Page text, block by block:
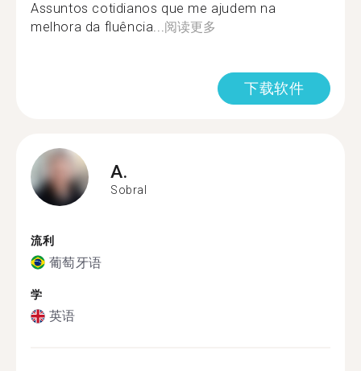
Assuntos cotidianos que me ajudem na
melhora da fluência...阅读更多
下载软件
A.
Sobral
流利
葡萄牙语
学
英语